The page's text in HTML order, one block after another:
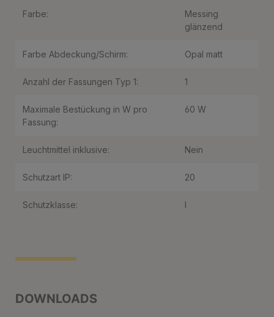
DOWNLOADS
Farbe:
Messing
glänzend
Farbe Abdeckung/Schirm: Opal matt
Anzahl der Fassungen Typ 1: 1
Maximale Bestückung in W pro
Fassung:
60 W
Leuchtmittel inklusive: Nein
Schutzart IP: 20
Schutzklasse: I